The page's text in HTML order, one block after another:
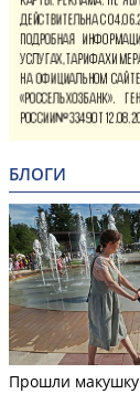
БЛОГИ
Прошли макушку